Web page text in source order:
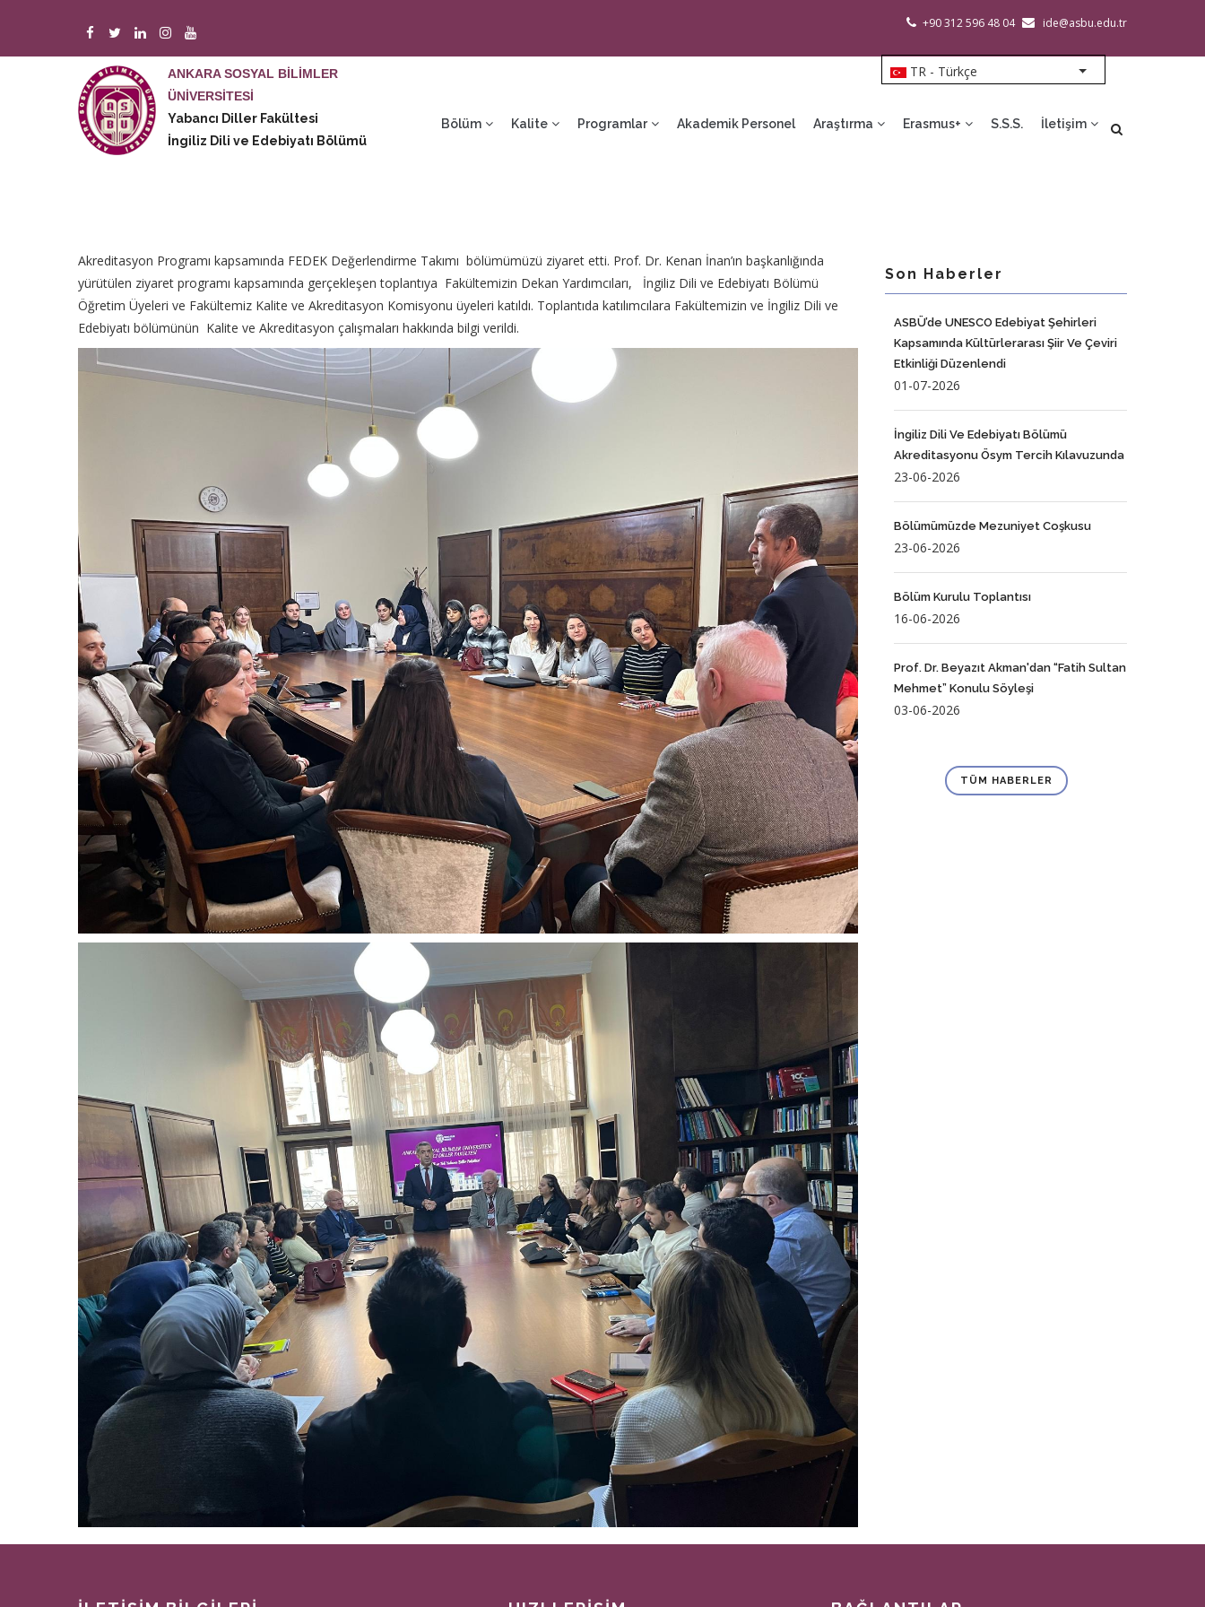
atla
+90 312 596 48 04 ide@asbu.edu.tr
ANKARA SOSYAL BİLİMLER
ÜNİVERSİTESİ
Yabancı Diller Fakültesi
İngiliz Dili ve Edebiyatı Bölümü
TR - Türkçe
List additional
navigation
Bölüm Kalite Programlar Akademik Personel Araştırma Erasmus+ S.S.S. İletişim
Akreditasyon Programı kapsamında FEDEK Değerlendirme Takımı bölümümüzü ziyaret etti. Prof. Dr. Kenan İnan’ın başkanlığında
yürütülen ziyaret programı kapsamında gerçekleşen toplantıya Fakültemizin Dekan Yardımcıları, İngiliz Dili ve Edebiyatı Bölümü
Öğretim Üyeleri ve Fakültemiz Kalite ve Akreditasyon Komisyonu üyeleri katıldı. Toplantıda katılımcılara Fakültemizin ve İngiliz Dili ve
Edebiyatı bölümünün Kalite ve Akreditasyon çalışmaları hakkında bilgi verildi.
Son Haberler
ASBÜ’de UNESCO Edebiyat Şehirleri
Kapsamında Kültürlerarası Şiir Ve Çeviri
Etkinliği Düzenlendi
01-07-2026
İngiliz Dili Ve Edebiyatı Bölümü
Akreditasyonu Ösym Tercih Kılavuzunda
23-06-2026
Bölümümüzde Mezuniyet Coşkusu
23-06-2026
Bölüm Kurulu Toplantısı
16-06-2026
Prof. Dr. Beyazıt Akman'dan “Fatih Sultan
Mehmet” Konulu Söyleşi
03-06-2026
TÜM HABERLER